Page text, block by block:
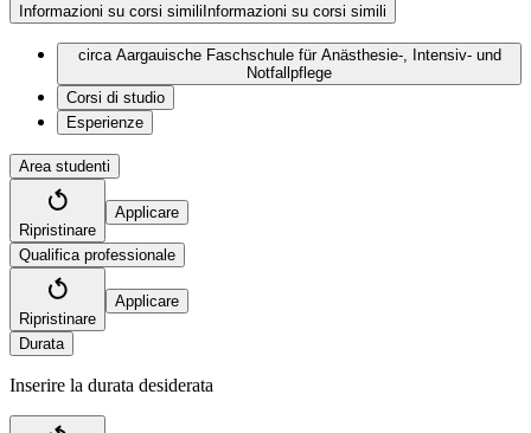
Informazioni su corsi simili Informazioni su corsi simili
circa Aargauische Faschschule für Anästhesie-, Intensiv- und
Notfallpflege
Corsi di studio
Esperienze
Area studenti
Ripristinare
Applicare
Qualifica professionale
Ripristinare
Applicare
Durata
Inserire la durata desiderata